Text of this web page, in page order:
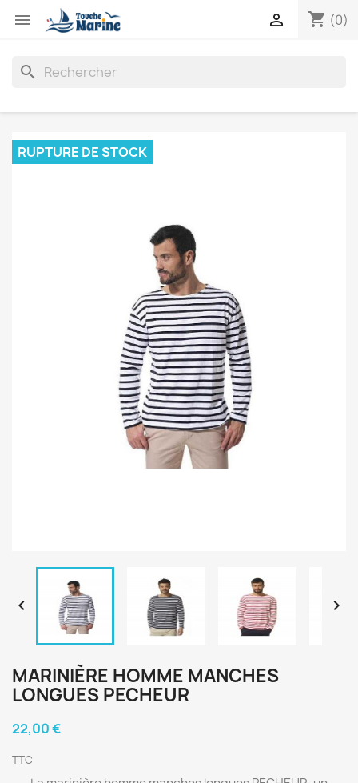
 shopping_cart (0)

search
RUPTURE DE STOCK
 
MARINIÈRE HOMME MANCHES
LONGUES PECHEUR
22,00 €
TTC